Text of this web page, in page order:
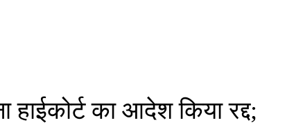
हाईकोर्ट का आदेश किया रद्द;